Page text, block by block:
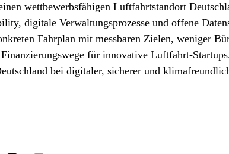
wettbewerbsfähigen Luftfahrtstandort
digitale Verwaltungsprozesse und offene
Fahrplan mit messbaren Zielen, weniger
für innovative Luftfahrt-
bei digitaler, sicherer und